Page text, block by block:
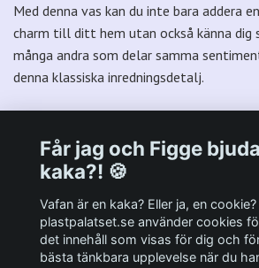
Med denna vas kan du inte bara addera
charm till ditt hem utan också känna dig
många andra som delar samma
denna klassiska inredningsdetalj.
Andra viktiga länkar:
Får jag och Figge
kaka?! 🍪
Vafan är en kaka? Eller ja, en
plastpalatset.se använder cookies
det innehåll som visas för dig och
bästa tänkbara upplevelse när du